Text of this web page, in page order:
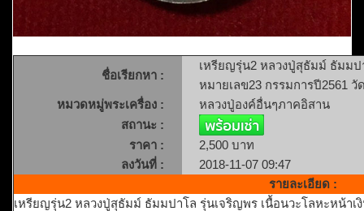
ชื่อเรียกหา :
เหรียญรุ่น2 หลวงปู่สุธัมม์ ธัมมป
หมายเลข23 กรรมการปี2561
หมวดหมู่พระเครื่อง :
หลวงปู่องค์อื่นๆภาคอิสาน
สถานะ :
ราคา :
2,500 บาท
ลงวันที่ :
2018-11-07 09:47
รายละเอียด :
เหรียญรุ่น2 หลวงปู่สุธัมม์ ธัมมปาโล รุ่นเจริญพร เนื้อนวะโลหะหน้าเ